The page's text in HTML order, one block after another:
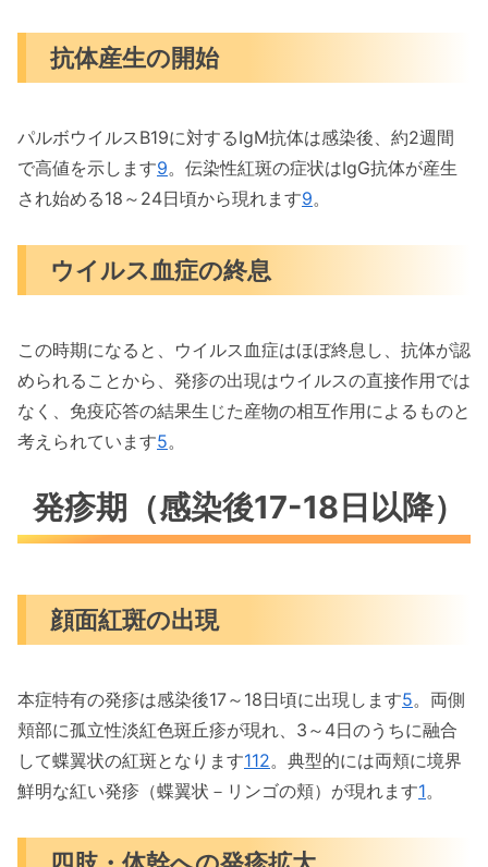
抗体産生の開始
パルボウイルスB19に対するIgM抗体は感染後、約2週間
で高値を示します9。伝染性紅斑の症状はIgG抗体が産生
され始める18～24日頃から現れます9。
ウイルス血症の終息
この時期になると、ウイルス血症はほぼ終息し、抗体が認
められることから、発疹の出現はウイルスの直接作用では
なく、免疫応答の結果生じた産物の相互作用によるものと
考えられています5。
発疹期（感染後17-18日以降）
顔面紅斑の出現
本症特有の発疹は感染後17～18日頃に出現します5。両側
頬部に孤立性淡紅色斑丘疹が現れ、3～4日のうちに融合
して蝶翼状の紅斑となります112。典型的には両頬に境界
鮮明な紅い発疹（蝶翼状－リンゴの頬）が現れます1。